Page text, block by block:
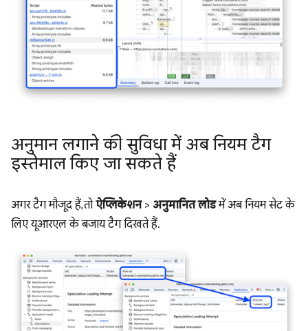
अनुमान लगाने की सुविधा में अब नियम टैग
इस्तेमाल किए जा सकते हैं
अगर टैग मौजूद हैं, तोऐप्लिकेशन> अनुमानित लोडमें अब नियम सेट के
लिए यूआरएल के बजाय टैग दिखते हैं.